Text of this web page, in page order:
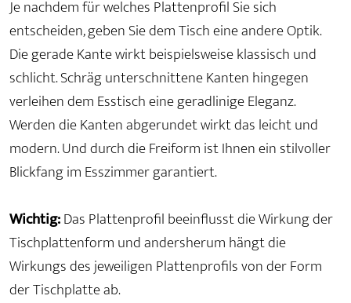
Je nachdem für welches Plattenprofil Sie sich
entscheiden, geben Sie dem Tisch eine andere Optik.
Die gerade Kante wirkt beispielsweise klassisch und
schlicht. Schräg unterschnittene Kanten hingegen
verleihen dem Esstisch eine geradlinige Eleganz.
Werden die Kanten abgerundet wirkt das leicht und
modern. Und durch die Freiform ist Ihnen ein stilvoller
Blickfang im Esszimmer garantiert.
Wichtig:Das Plattenprofil beeinflusst die Wirkung der
Tischplattenform und andersherum hängt die
Wirkungs des jeweiligen Plattenprofils von der Form
der Tischplatte ab.